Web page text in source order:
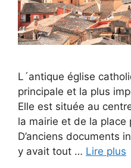
L´antique église
principale et la plus
Elle est située au
la mairie et de la place
D’anciens documents
y avait tout … Lire plus